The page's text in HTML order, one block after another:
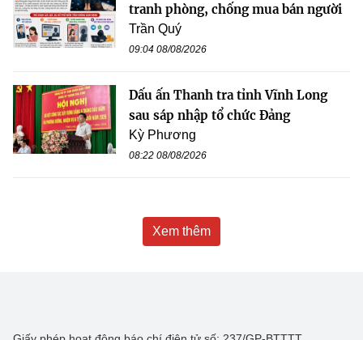
tranh phòng, chống mua bán người
Trần Quý
09:04 08/08/2026
Dấu ấn Thanh tra tỉnh Vĩnh Long
sau sáp nhập tổ chức Đảng
Kỳ Phương
08:22 08/08/2026
Xem thêm